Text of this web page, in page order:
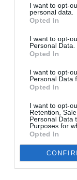
I want to opt-
personal data.
Opted In
I want to opt-
Personal Data.
Opted In
I want to opt-
Personal Data
Opted In
I want to opt-
Retention,
Personal Data
Purposes for
Opted In
Airbus
incendie peut
Thaïlande
Il s’est
de prison et
Banjul Gambia